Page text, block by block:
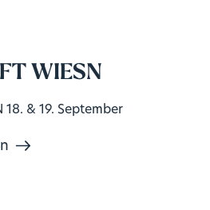
WIESN
18. & 19. September